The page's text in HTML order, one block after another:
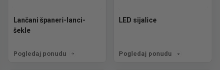
Lančani španeri-lanci-
šekle
Pogledaj ponudu
LED sijalice
Pogledaj ponudu